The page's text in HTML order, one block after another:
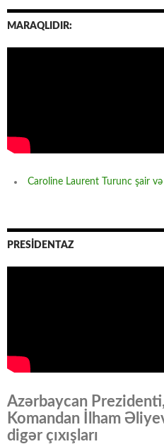
MARAQLIDIR:
Caroline Laurent Turunc şair və
PRESİDENTAZ
Azərbaycan
Komandan İlham
digər çıxışları